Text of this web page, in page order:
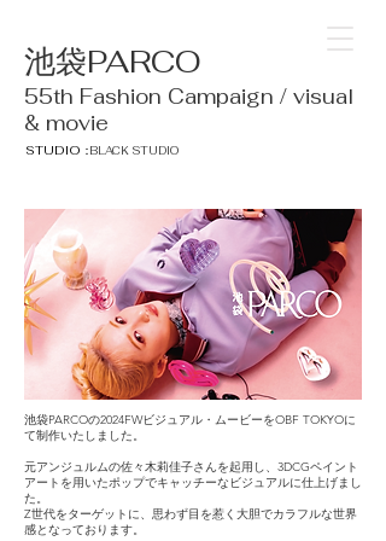
池袋PARCO
55th Fashion Campaign / visual
& movie
STUDIO：BLACK STUDIO
池袋PARCOの2024FWビジュアル・ムービーをOBF TOKYOに
て制作いたしました。
元アンジュルムの佐々木莉佳子さんを起用し、3DCGペイント
アートを用いたポップでキャッチーなビジュアルに仕上げまし
た。
Z世代をターゲットに、思わず目を惹く大胆でカラフルな世界
感となっております。